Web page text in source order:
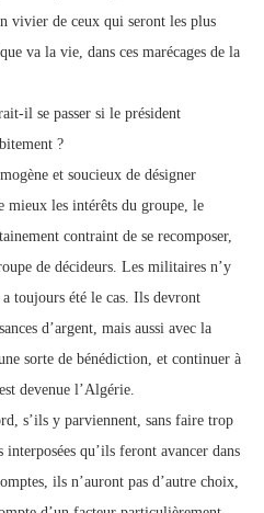
vivier de ceux qui seront les plus
va la vie, dans ces marécages de la
il se passer si le président
?
et soucieux de désigner
mieux les intérêts du groupe, le
contraint de se recomposer,
de décideurs. Les militaires n’y
toujours été le cas. Ils devront
d’argent, mais aussi avec la
sorte de bénédiction, et continuer à
devenue l’Algérie.
s’ils y parviennent, sans faire trop
interposées qu’ils feront avancer dans
ils n’auront pas d’autre choix,